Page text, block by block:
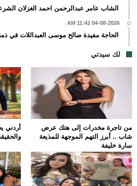
الشاب عامر عبدالرحمن احمد الغزلان
04-08-2026 11:42 AM
الحاجة مفيدة صالح موسى العبداللات في
لك سيدتي
أردني
من تاجرة مخدرات إلى هتك عرض
شاب .. أبرز التهم الموجهة للمذيعة
سارة خليفة